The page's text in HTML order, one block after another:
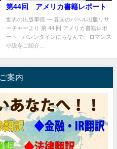
第44回 アメリカ書籍レポート
世界の出版事情 ― 各国のバベル出版リサ
ーチャーより 第 44 回 アメリカ書籍レポ
ート - バレンタインにちなんで、ロマンス
小説をご紹介...
案内